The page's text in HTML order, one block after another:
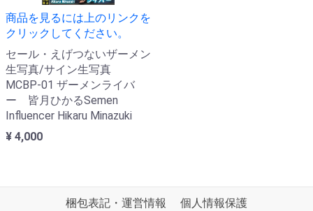
商品を見るには上のリンクを
クリックしてください。
セール・えげつないザーメン
生写真/サイン生写真
MCBP-01 ザーメンライバ
ー 皆月ひかるSemen
Influencer Hikaru Minazuki
¥ 4,000
梱包表記・運営情報
個人情報保護